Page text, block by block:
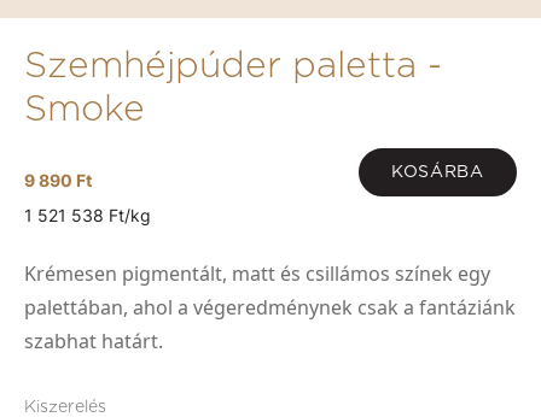
Szemhéjpúder paletta -
Smoke
9 890 Ft KOSÁRBA
1 521 538 Ft/kg
Krémesen pigmentált, matt és csillámos színek egy
palettában, ahol a végeredménynek csak a fantáziánk
szabhat határt.
Kiszerelés